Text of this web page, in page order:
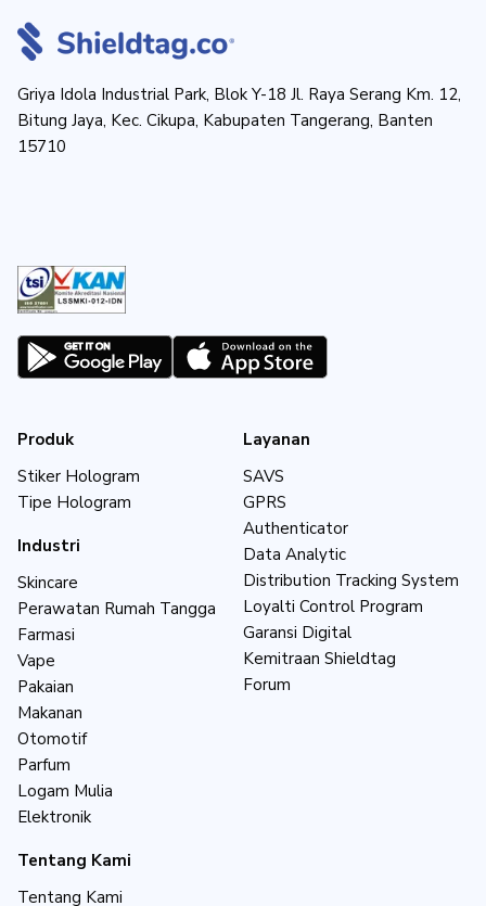
Griya Idola Industrial Park, Blok Y-18 Jl. Raya Serang Km. 12,
Bitung Jaya, Kec. Cikupa, Kabupaten Tangerang, Banten
15710
Produk
Stiker Hologram
Tipe Hologram
Industri
Skincare
Perawatan Rumah Tangga
Farmasi
Vape
Pakaian
Makanan
Otomotif
Parfum
Logam Mulia
Elektronik
Tentang Kami
Tentang Kami
Layanan
SAVS
GPRS
Authenticator
Data Analytic
Distribution Tracking System
Loyalti Control Program
Garansi Digital
Kemitraan Shieldtag
Forum